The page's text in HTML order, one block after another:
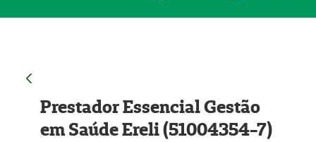
Prestador Essencial Gestão
em Saúde Ereli (51004354-7)